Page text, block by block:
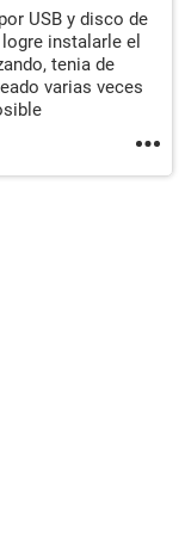
USB y disco de
instalarle el
tenia de
varias veces